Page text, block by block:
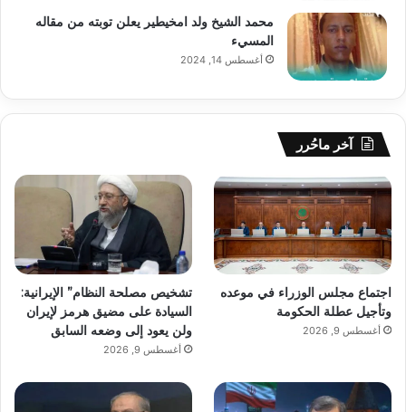
محمد الشيخ ولد امخيطير يعلن توبته من مقاله
المسيء
أغسطس 14, 2024
آخر ماحُرر
اجتماع مجلس الوزراء في موعده
وتأجيل عطلة الحكومة
أغسطس 9, 2026
تشخيص مصلحة النظام” الإيرانية:
السيادة على مضيق هرمز لإيران
ولن يعود إلى وضعه السابق
أغسطس 9, 2026